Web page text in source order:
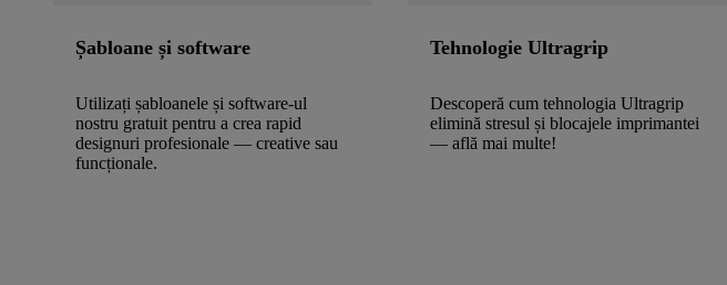
Șabloane și software
Utilizați șabloanele și software-ul
nostru gratuit pentru a crea rapid
designuri profesionale — creative sau
funcționale.
Tehnologie Ultragrip
Descoperă cum tehnologia Ultragrip
elimină stresul și blocajele imprimantei
— află mai multe!